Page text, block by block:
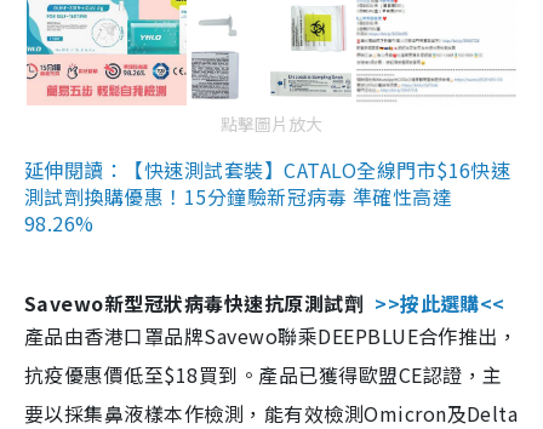
點擊圖片放大
延伸閱讀：【快速測試套裝】CATALO全線門市$16快速
測試劑換購優惠！15分鐘驗新冠病毒 準確性高達
98.26%
Savewo新型冠狀病毒快速抗原測試劑 >>按此選購<<
產品由香港口罩品牌Savewo聯乘DEEPBLUE合作推出，
抗疫優惠價低至$18買到。產品已獲得歐盟CE認證，主
要以採集鼻液樣本作檢測，能有效檢測Omicron及Delta